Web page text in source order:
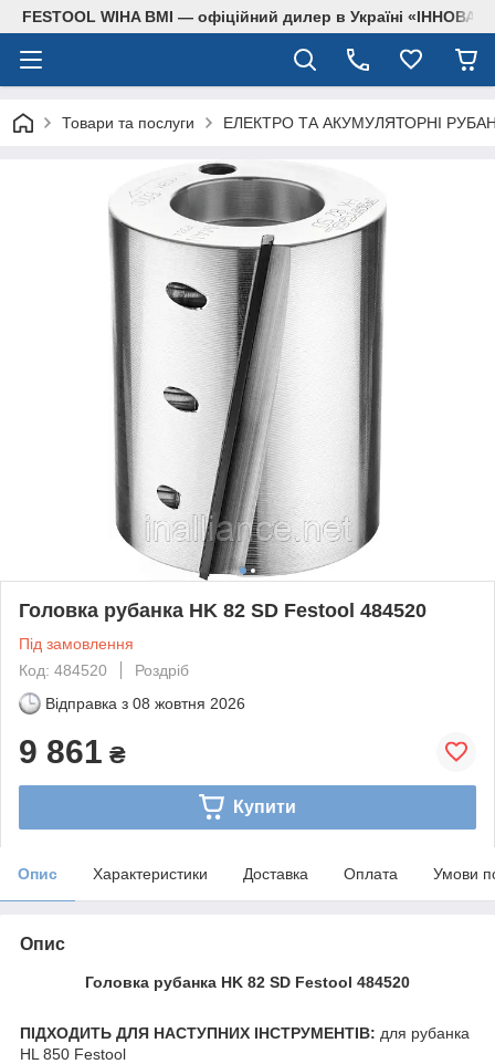
FESTOOL WIHA BMI — офіційний дилер в Україні
Товари та послуги ЕЛЕКТРО ТА АКУМУЛЯТОРНІ
Головка рубанка HK 82 SD Festool 484520
Під замовлення
Код: 484520
Роздріб
Відправка з 08 жовтня 2026
9 861 ₴
Купити
Опис Характеристики Доставка Оплата Умови
Опис
Головка рубанка HK 82 SD Festool 484520
ПІДХОДИТЬ ДЛЯ НАСТУПНИХ ІНСТРУМЕНТІВ: для рубанка
HL 850 Festool